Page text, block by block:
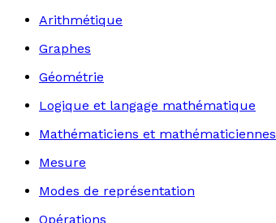
Arithmétique
Graphes
Géométrie
Logique et langage mathématique
Mathématiciens et mathématiciennes
Mesure
Modes de représentation
Opérations